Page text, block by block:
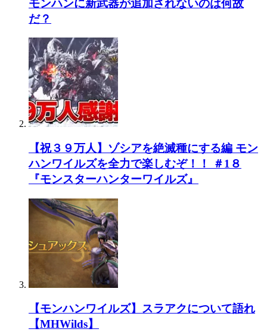
モンハンに新武器が追加されないのは何故
だ？
【祝３９万人】ゾシアを絶滅種にする編 モン
ハンワイルズを全力で楽しむぞ！！ ＃1８
『モンスターハンターワイルズ』
【モンハンワイルズ】スラアクについて語れ
【MHWilds】